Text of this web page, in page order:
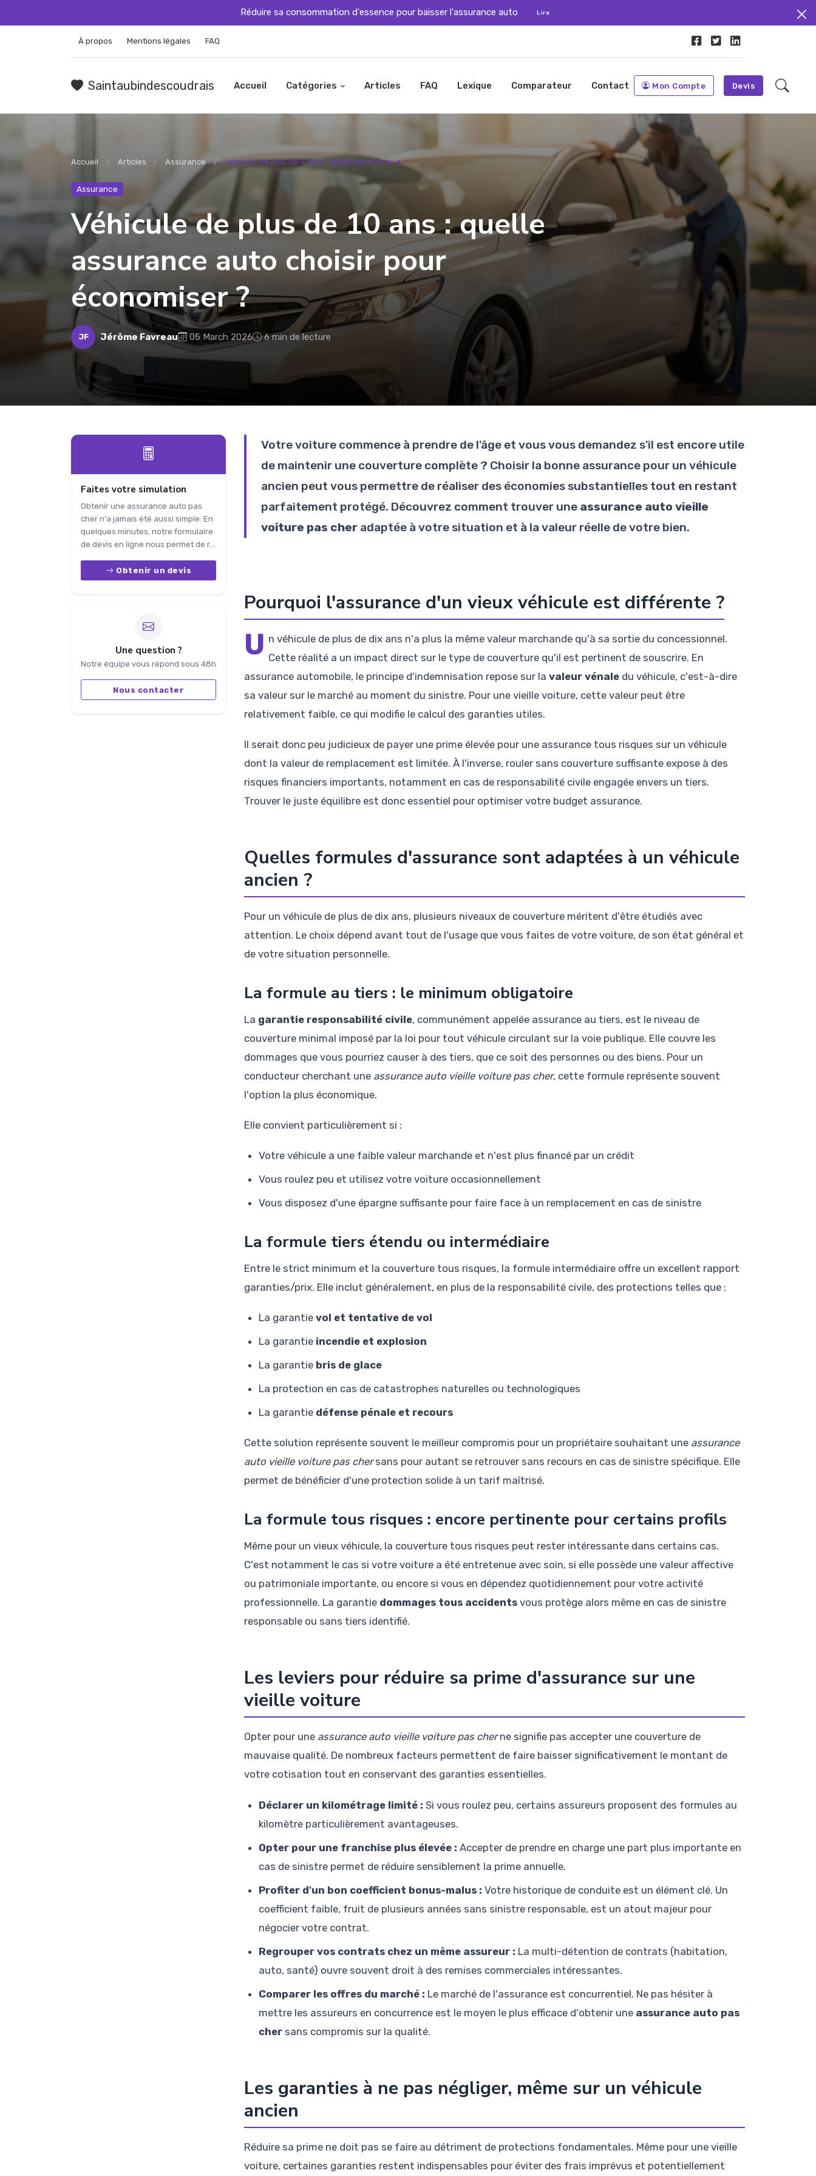
Réduire sa consommation d'essence pour baisser l'assurance auto Lire
À propos Mentions légales FAQ
Saintaubindescoudrais Accueil Catégories Articles FAQ Lexique Comparateur Contact Mon Compte Devis
Accueil Articles Assurance Véhicule de plus de 10 ans : quelle assurance a...
Assurance
Véhicule de plus de 10 ans : quelle
assurance auto choisir pour
économiser ?
JF Jérôme Favreau 05 March 2026 6 min de lecture
Faites votre simulation
Obtenir une assurance auto pas
cher n'a jamais été aussi simple. En
quelques minutes, notre formulaire
de devis en ligne nous permet de r...
Obtenir un devis
Une question ?
Notre équipe vous répond sous 48h
Nous contacter
Votre voiture commence à prendre de l'âge et vous vous demandez s'il est encore utile
de maintenir une couverture complète ? Choisir la bonne assurance pour un véhicule
ancien peut vous permettre de réaliser des économies substantielles tout en restant
parfaitement protégé. Découvrez comment trouver une assurance auto vieille
voiture pas cher adaptée à votre situation et à la valeur réelle de votre bien.
Pourquoi l'assurance d'un vieux véhicule est différente ?
U n véhicule de plus de dix ans n'a plus la même valeur marchande qu'à sa sortie du concessionnel.
Cette réalité a un impact direct sur le type de couverture qu'il est pertinent de souscrire. En
assurance automobile, le principe d'indemnisation repose sur la valeur vénale du véhicule, c'est-à-dire
sa valeur sur le marché au moment du sinistre. Pour une vieille voiture, cette valeur peut être
relativement faible, ce qui modifie le calcul des garanties utiles.
Il serait donc peu judicieux de payer une prime élevée pour une assurance tous risques sur un véhicule
dont la valeur de remplacement est limitée. À l'inverse, rouler sans couverture suffisante expose à des
risques financiers importants, notamment en cas de responsabilité civile engagée envers un tiers.
Trouver le juste équilibre est donc essentiel pour optimiser votre budget assurance.
Quelles formules d'assurance sont adaptées à un véhicule
ancien ?
Pour un véhicule de plus de dix ans, plusieurs niveaux de couverture méritent d'être étudiés avec
attention. Le choix dépend avant tout de l'usage que vous faites de votre voiture, de son état général et
de votre situation personnelle.
La formule au tiers : le minimum obligatoire
La garantie responsabilité civile, communément appelée assurance au tiers, est le niveau de
couverture minimal imposé par la loi pour tout véhicule circulant sur la voie publique. Elle couvre les
dommages que vous pourriez causer à des tiers, que ce soit des personnes ou des biens. Pour un
conducteur cherchant une assurance auto vieille voiture pas cher, cette formule représente souvent
l'option la plus économique.
Elle convient particulièrement si :
Votre véhicule a une faible valeur marchande et n'est plus financé par un crédit
Vous roulez peu et utilisez votre voiture occasionnellement
Vous disposez d'une épargne suffisante pour faire face à un remplacement en cas de sinistre
La formule tiers étendu ou intermédiaire
Entre le strict minimum et la couverture tous risques, la formule intermédiaire offre un excellent rapport
garanties/prix. Elle inclut généralement, en plus de la responsabilité civile, des protections telles que :
La garantie vol et tentative de vol
La garantie incendie et explosion
La garantie bris de glace
La protection en cas de catastrophes naturelles ou technologiques
La garantie défense pénale et recours
Cette solution représente souvent le meilleur compromis pour un propriétaire souhaitant une assurance
auto vieille voiture pas chersans pour autant se retrouver sans recours en cas de sinistre spécifique. Elle
permet de bénéficier d'une protection solide à un tarif maîtrisé.
La formule tous risques : encore pertinente pour certains profils
Même pour un vieux véhicule, la couverture tous risques peut rester intéressante dans certains cas.
C'est notamment le cas si votre voiture a été entretenue avec soin, si elle possède une valeur affective
ou patrimoniale importante, ou encore si vous en dépendez quotidiennement pour votre activité
professionnelle. La garantie dommages tous accidents vous protège alors même en cas de sinistre
responsable ou sans tiers identifié.
Les leviers pour réduire sa prime d'assurance sur une
vieille voiture
Opter pour une assurance auto vieille voiture pas cherne signifie pas accepter une couverture de
mauvaise qualité. De nombreux facteurs permettent de faire baisser significativement le montant de
votre cotisation tout en conservant des garanties essentielles.
Déclarer un kilométrage limité : Si vous roulez peu, certains assureurs proposent des formules au
kilomètre particulièrement avantageuses.
Opter pour une franchise plus élevée : Accepter de prendre en charge une part plus importante en
cas de sinistre permet de réduire sensiblement la prime annuelle.
Profiter d'un bon coefficient bonus-malus : Votre historique de conduite est un élément clé. Un
coefficient faible, fruit de plusieurs années sans sinistre responsable, est un atout majeur pour
négocier votre contrat.
Regrouper vos contrats chez un même assureur : La multi-détention de contrats (habitation,
auto, santé) ouvre souvent droit à des remises commerciales intéressantes.
Comparer les offres du marché : Le marché de l'assurance est concurrentiel. Ne pas hésiter à
mettre les assureurs en concurrence est le moyen le plus efficace d'obtenir une assurance auto pas
cher sans compromis sur la qualité.
Les garanties à ne pas négliger, même sur un véhicule
ancien
Réduire sa prime ne doit pas se faire au détriment de protections fondamentales. Même pour une vieille
voiture, certaines garanties restent indispensables pour éviter des frais imprévus et potentiellement